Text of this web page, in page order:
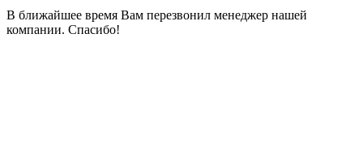
В ближайшее время Вам перезвонил менеджер нашей
компании. Спасибо!